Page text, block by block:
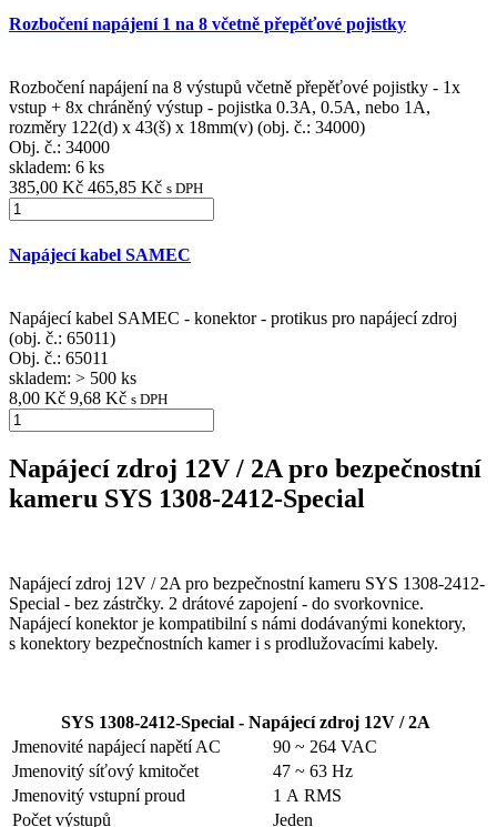
Rozbočení napájení 1 na 8 včetně přepěťové pojistky
Rozbočení napájení na 8 výstupů včetně přepěťové pojistky - 1x
vstup + 8x chráněný výstup - pojistka 0.3A, 0.5A, nebo 1A,
rozměry 122(d) x 43(š) x 18mm(v) (obj. č.: 34000)
Obj. č.: 34000
skladem: 6 ks
385,00 Kč 465,85 Kč s DPH
Napájecí kabel SAMEC
Napájecí kabel SAMEC - konektor - protikus pro napájecí zdroj
(obj. č.: 65011)
Obj. č.: 65011
skladem: > 500 ks
8,00 Kč 9,68 Kč s DPH
Napájecí zdroj 12V / 2A pro bezpečnostní
kameru SYS 1308-2412-Special
Napájecí zdroj 12V / 2A pro bezpečnostní kameru SYS 1308-2412-
Special - bez zástrčky. 2 drátové zapojení - do svorkovnice.
Napájecí konektor je kompatibilní s námi dodávanými konektory,
s konektory bezpečnostních kamer i s prodlužovacími kabely.
SYS 1308-2412-Special - Napájecí zdroj 12V / 2A
Jmenovité napájecí napětí AC
90 ~ 264 VAC
Jmenovitý síťový kmitočet
47 ~ 63 Hz
Jmenovitý vstupní proud
1 A RMS
Počet výstupů
Jeden